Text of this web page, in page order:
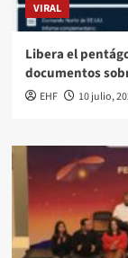
VIRAL
Libera el
documentos
EHF 10 julio,